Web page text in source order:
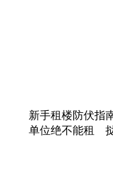
新手租楼防伏指
单位绝不能租